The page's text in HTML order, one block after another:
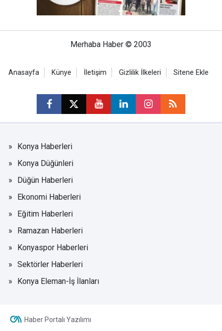
Merhaba Haber © 2003
Anasayfa Künye İletişim Gizlilik İlkeleri Sitene Ekle
Konya Haberleri
Konya Düğünleri
Düğün Haberleri
Ekonomi Haberleri
Eğitim Haberleri
Ramazan Haberleri
Konyaspor Haberleri
Sektörler Haberleri
Konya Eleman-İş İlanları
Haber Portalı Yazılımı